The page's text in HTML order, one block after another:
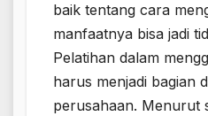
baik tentang cara
manfaatnya bisa jadi
Pelatihan dalam
harus menjadi bagian
perusahaan. Menurut